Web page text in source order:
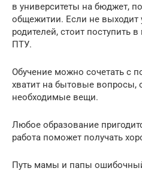
в университеты на бюджет,
общежитии. Если не выходит
родителей, стоит поступить
ПТУ.
Обучение можно сочетать с
хватит на бытовые вопросы,
необходимые вещи.
Любое образование
работа поможет получать
Путь мамы и папы